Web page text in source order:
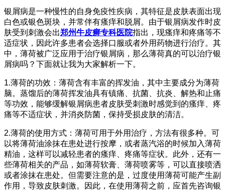
银屑病是一种慢性的自身免疫性疾病，其特征是皮肤表面出现
白色或银色斑块，并常伴有瘙痒和脱屑。由于银屑病发作时皮
肤受到刺激会出郑州牛皮癣专科医院指出，现瘙痒和疼痛等不
适症状，因此许多患者会选择口服或者外用药物进行治疗。其
中，薄荷被广泛应用于治疗银屑病，那么薄荷真的可以治疗银
屑病吗？下面就让我为大家解析一下。
1.薄荷的功效：薄荷含有丰富的挥发油，其中主要成分为薄荷
脑。蒸馏后的薄荷挥发油具有镇痛、抗菌、抗炎、解热和止痛
等功效，能够缓解银屑病患者皮肤受刺激时感觉到的瘙痒、疼
痛等不适症状，并消炎防菌，保持受损皮肤的清洁。
2.薄荷的使用方式：薄荷可用于外用治疗，方法有很多种。可
以将薄荷油涂抹在患处进行按摩，或者蒸汽浴的时候加入薄荷
精油，这样可以减轻患者的瘙痒、疼痛等症状。此外，还有一
些薄荷相关的产品，如薄荷软膏、薄荷喷雾等，可以直接喷洒
或者涂抹在患处。但需要注意的是，过度使用薄荷可能产生副
作用，导致皮肤刺激。因此，在使用薄荷之前，应首先咨询银